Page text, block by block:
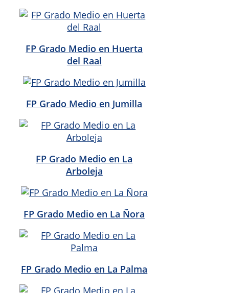
FP Grado Medio en Huerta
del Raal
FP Grado Medio en Jumilla
FP Grado Medio en La
Arboleja
FP Grado Medio en La Ñora
FP Grado Medio en La Palma